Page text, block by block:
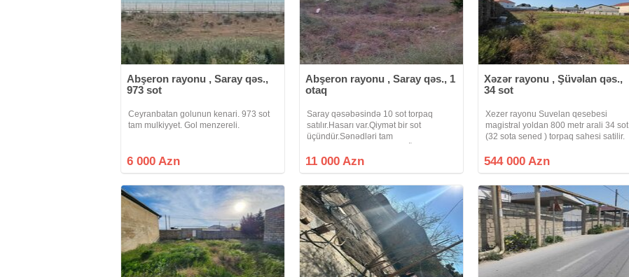
Abşeron rayonu , Saray qəs.,
973 sot
Ceyranbatan golunun kenari. 973 sot
tam mulkiyyet. Gol menzereli.
6 000 Azn
Abşeron rayonu , Saray qəs., 1
otaq
Saray qəsəbəsində 10 sot torpaq
satılır.Hasarı var.Qiymət bir sot
üçündür.Sənədləri tam
satıram.Vasitəçilər narahat
11 000 Azn
Xəzər rayonu , Şüvəlan qəs.,
34 sot
Xezer rayonu Suvelan qesebesi
magistral yoldan 800 metr arali 34 sot
(32 sota sened ) torpaq sahesi satilir.
isiqi, suyu daimidir.Senedderi tam
544 000 Azn